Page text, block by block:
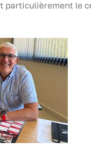
particulièrement le